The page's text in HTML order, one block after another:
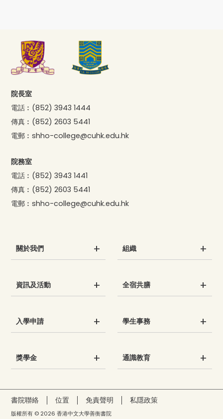
院長室
電話︰ (852) 3943 1444
傳真︰ (852) 2603 5441
電郵︰shho-college@cuhk.edu.hk
院務室
電話︰ (852) 3943 1441
傳真︰ (852) 2603 5441
電郵︰shho-college@cuhk.edu.hk
關於我們 組織
資訊及活動 全宿共膳
入學申請 學生事務
獎學金 通識教育
書院聯絡 位置 免責聲明 私隱政策
版權所有 © 2026 香港中文大學善衡書院